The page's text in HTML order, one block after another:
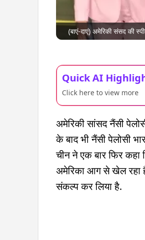
(बाएं-दाएं) अमेरिकी संसद की
Quick AI
Click here to view more
अमेरिकी सांसद नैंसी
के बाद भी नैंसी पेलोसी
चीन ने एक बार फिर
अमेरिका आग से खेल रहा
संकल्प कर लिया है.